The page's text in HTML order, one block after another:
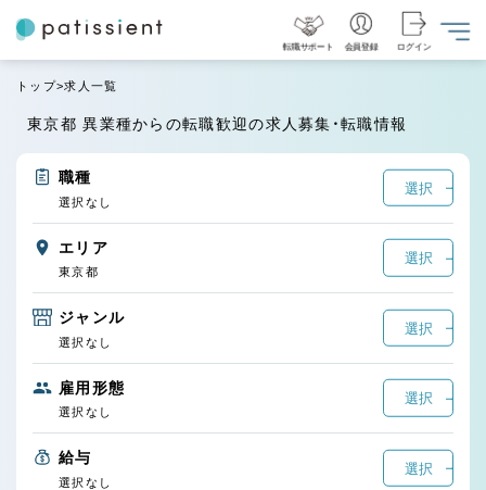
転職サポート 会員登録 ログイン
トップ 求人一覧
東京都 異業種からの転職歓迎の求人募集・転職情報
職種
選択
選択なし
エリア
選択
東京都
ジャンル
選択
選択なし
雇用形態
選択
選択なし
給与
選択
選択なし